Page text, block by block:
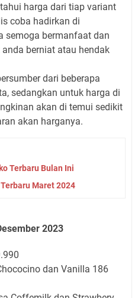
harga dari tiap variant
coba hadirkan di
semoga bermanfaat dan
berniat atau hendak
dari beberapa
sedangkan untuk harga di
akan di temui sedikit
akan harganya.
Terbaru Bulan Ini
Maret 2024
2023
dan Vanilla 186